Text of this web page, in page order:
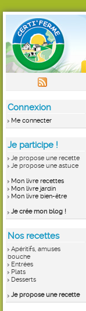
Connexion
Me connecter
Je participe !
Je propose une recette
Je propose une astuce
Mon livre recettes
Mon livre jardin
Mon livre bien-être
Je crée mon blog !
Nos recettes
Apéritifs, amuses
bouche
Entrées
Plats
Desserts
Je propose une recette